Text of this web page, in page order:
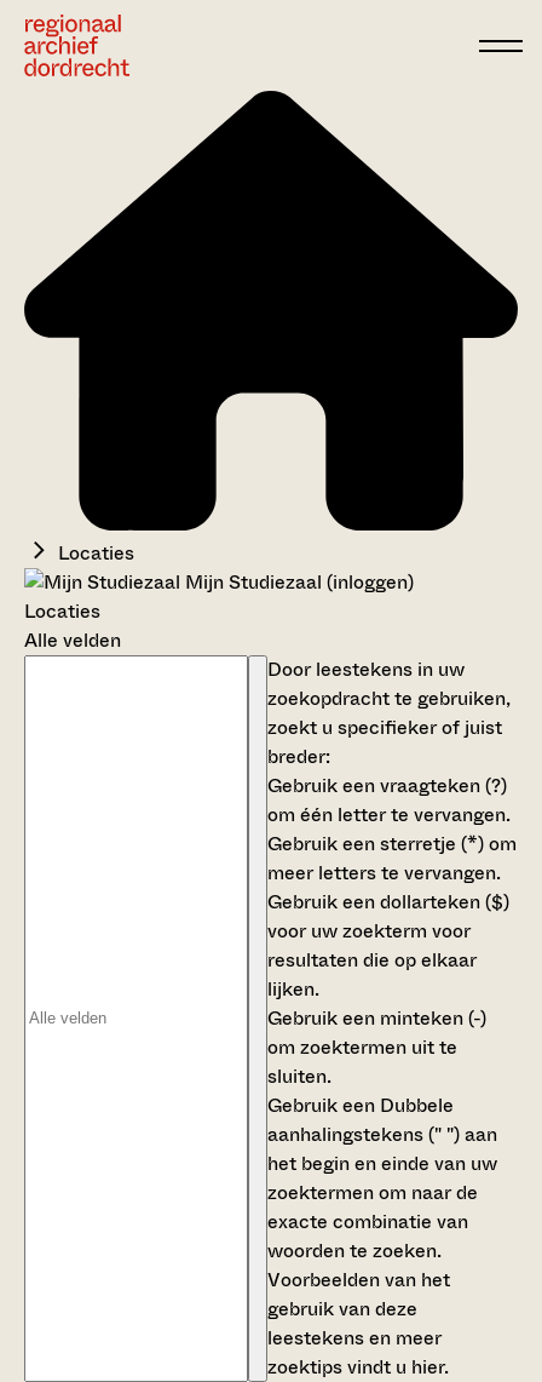
Locaties
Mijn Studiezaal (inloggen)
Locaties
Alle velden
Door leestekens in uw
zoekopdracht te gebruiken,
zoekt u specifieker of juist
breder:
Gebruik eenvraagteken (?)
om één letter te vervangen.
Gebruik eensterretje (*)om
meer letters te vervangen.
Gebruik eendollarteken ($)
voor uw zoekterm voor
resultaten die op elkaar
lijken.
Gebruik een minteken (-)
om zoektermen uit te
sluiten.
Gebruik een Dubbele
aanhalingstekens (" ")aan
het begin en einde van uw
zoektermen om naar de
exacte combinatie van
woorden te zoeken.
Voorbeelden van het
gebruik van deze
leestekens en meer
zoektips vindt u hier.